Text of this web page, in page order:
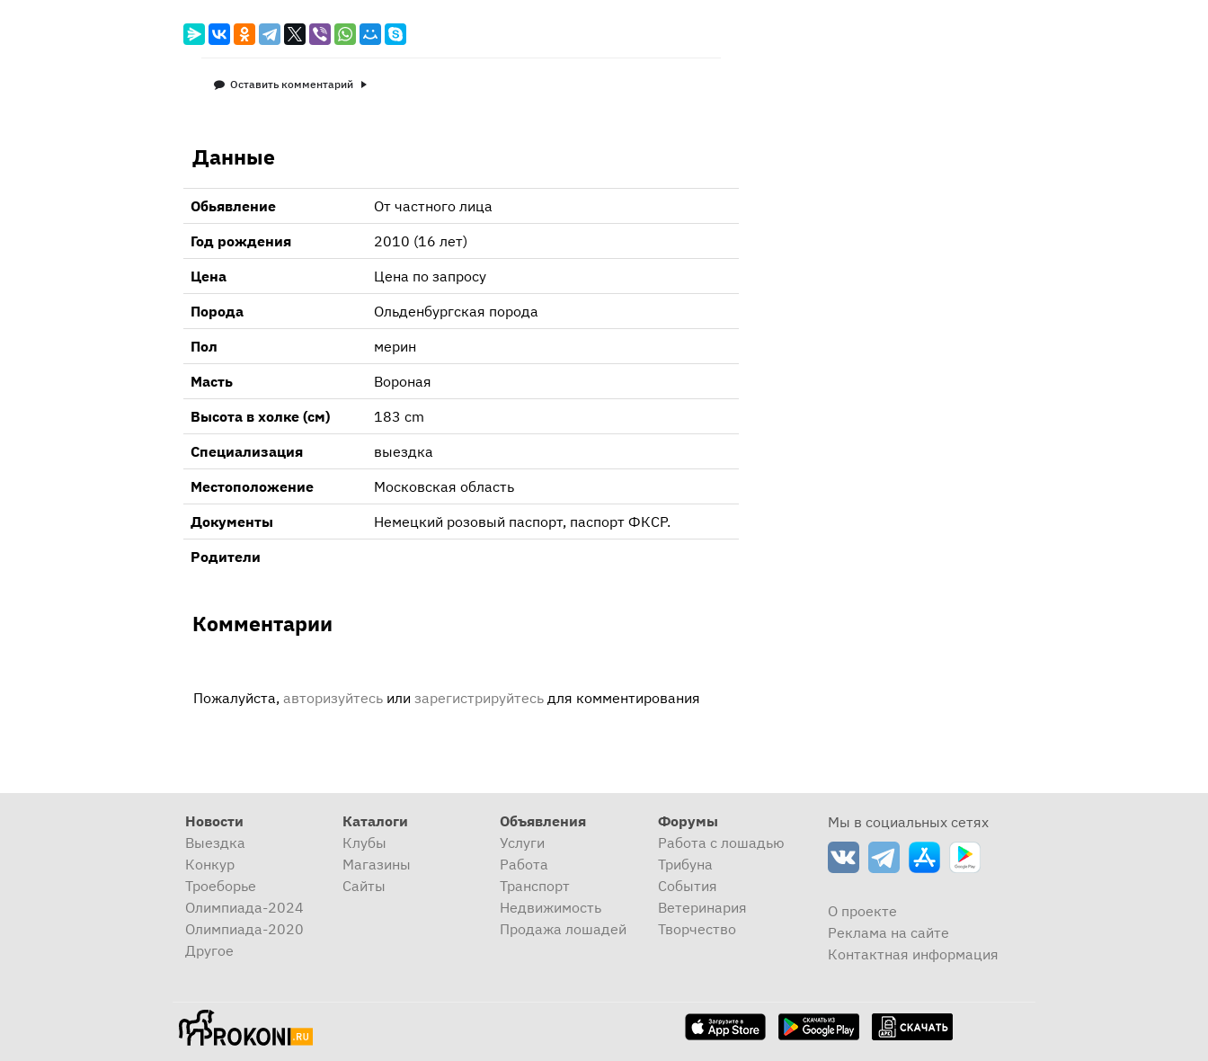
Оставить комментарий
Данные
Обьявление
От частного лица
Год рождения
2010 (16 лет)
Цена
Цена по запросу
Порода
Ольденбургская порода
Пол
мерин
Масть
Вороная
Высота в холке (см)
183 cm
Специализация
выездка
Местоположение
Московская область
Документы
Немецкий розовый паспорт, паспорт ФКСР.
Родители
Комментарии
Пожалуйста, авторизуйтесь или зарегистрируйтесь для комментирования
Новости
Выездка
Конкур
Троеборье
Олимпиада-2024
Олимпиада-2020
Другое
Каталоги
Клубы
Магазины
Сайты
Объявления
Услуги
Работа
Транспорт
Недвижимость
Продажа лошадей
Форумы
Работа с лошадью
Трибуна
События
Ветеринария
Творчество
Мы в социальных сетях
О проекте
Реклама на сайте
Контактная информация